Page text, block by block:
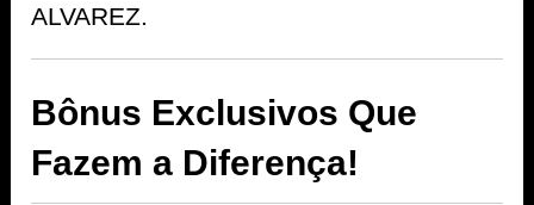
ALVAREZ.
Bônus Exclusivos Que
Fazem a Diferença!